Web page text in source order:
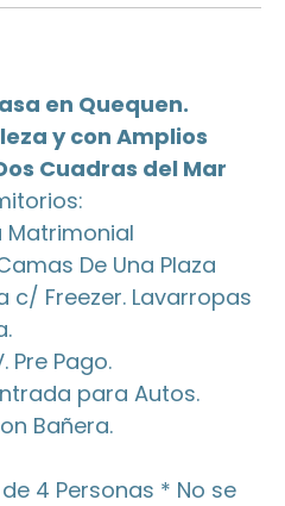
en Quequen.
y con Amplios
Cuadras del Mar
Matrimonial
De Una Plaza
c/ Freezer. Lavarropas
Pre Pago.
para Autos.
Bañera.
4 Personas * No se